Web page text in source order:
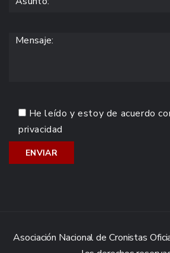
He leído y estoy de acuerdo
privacidad
Asociación Nacional de Cronistas